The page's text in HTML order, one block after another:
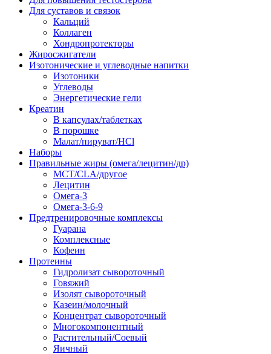
Для суставов и связок
Кальций
Коллаген
Хондропротекторы
Жиросжигатели
Изотонические и углеводные напитки
Изотоники
Углеводы
Энергетические гели
Креатин
В капсулах/таблетках
В порошке
Малат/пируват/HCl
Наборы
Правильные жиры (омега/лецитин/др)
MCT/CLA/другое
Лецитин
Омега-3
Омега-3-6-9
Предтренировочные комплексы
Гуарана
Комплексные
Кофеин
Протеины
Гидролизат сывороточный
Говяжий
Изолят сывороточный
Казеин/молочный
Концентрат сывороточный
Многокомпонентный
Растительный/Соевый
Яичный